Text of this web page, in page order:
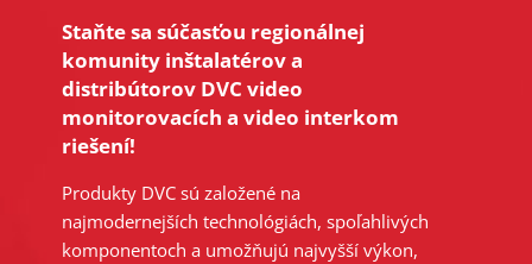
Staňte sa súčasťou regionálnej
komunity inštalatérov a
distribútorov DVC video
monitorovacích a video interkom
riešení!
Produkty DVC sú založené na
najmodernejších technológiách, spoľahlivých
komponentoch a umožňujú najvyšší výkon,